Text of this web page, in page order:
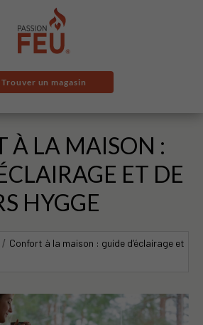
Trouver un magasin
À LA MAISON :
ET DE
HYGGE
Confort à la maison : guide d’éclairage et